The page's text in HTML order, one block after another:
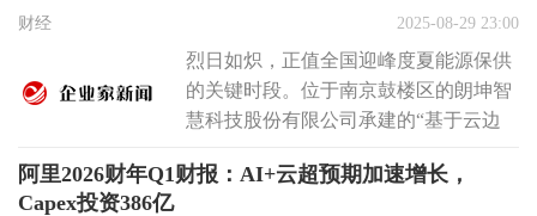
财经 2025-08-29 23:00
烈日如炽，正值全国迎峰度夏能源保供
的关键时段。位于南京鼓楼区的朗坤智
慧科技股份有限公司承建的“基于云边
台”，正...
阿里2026财年Q1财报：AI+云超预期加速增长，
Capex投资386亿